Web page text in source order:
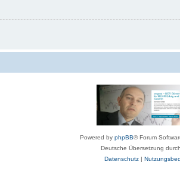
Powered by phpBB® Forum
Deutsche Übersetzung durch
Datenschutz|